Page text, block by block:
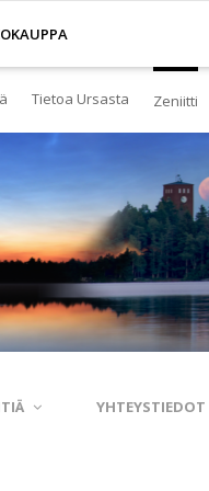
ja sanastoja
Yleistä Ursasta
Hallinto
Talous
Avoimet työpaikat
Esitteet ja raportit
Tietoa Ursasta Zeniitti
YHTEYSTIEDOT